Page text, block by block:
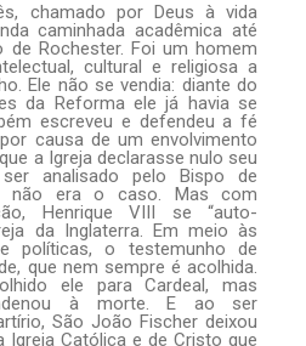
chamado por Deus à vida
caminhada acadêmica até
de Rochester. Foi um homem
cultural e religiosa a
Ele não se vendia: diante do
da Reforma ele já havia se
escreveu e defendeu a fé
causa de um envolvimento
a Igreja declarasse nulo seu
analisado pelo Bispo de
não era o caso. Mas com
Henrique VIII se “auto-
da Inglaterra. Em meio às
políticas, o testemunho de
que nem sempre é acolhida.
ele para Cardeal, mas
à morte. E ao ser
São João Fischer deixou
Igreja Católica e de Cristo que